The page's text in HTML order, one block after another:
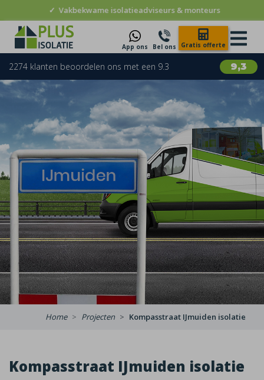
✓ Vakbekwame isolatieadviseurs & monteurs
App ons Bel ons Gratis offerte
9,3
2274 klanten beoordelen ons met een 9.3
Home Projecten Kompasstraat IJmuiden isolatie
Kompasstraat IJmuiden isolatie